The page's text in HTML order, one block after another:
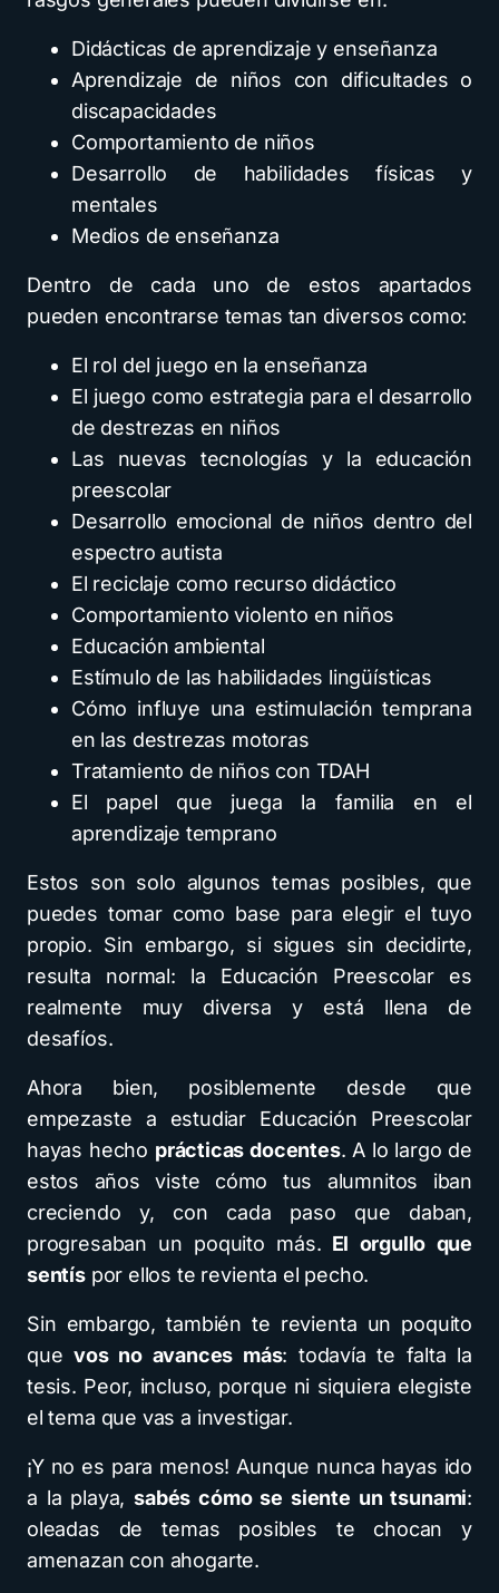
Didácticas de aprendizaje y enseñanza
Aprendizaje de niños con dificultades o
discapacidades
Comportamiento de niños
Desarrollo de habilidades físicas y
mentales
Medios de enseñanza
Dentro de cada uno de estos apartados
pueden encontrarse temas tan diversos como:
El rol del juego en la enseñanza
El juego como estrategia para el desarrollo
de destrezas en niños
Las nuevas tecnologías y la educación
preescolar
Desarrollo emocional de niños dentro del
espectro autista
El reciclaje como recurso didáctico
Comportamiento violento en niños
Educación ambiental
Estímulo de las habilidades lingüísticas
Cómo influye una estimulación temprana
en las destrezas motoras
Tratamiento de niños con TDAH
El papel que juega la familia en el
aprendizaje temprano
Estos son solo algunos temas posibles, que
puedes tomar como base para elegir el tuyo
propio. Sin embargo, si sigues sin decidirte,
resulta normal: la Educación Preescolar es
realmente muy diversa y está llena de
desafíos.
Ahora bien, posiblemente desde que
empezaste a estudiar Educación Preescolar
hayas hecho prácticas docentes. A lo largo de
estos años viste cómo tus alumnitos iban
creciendo y, con cada paso que daban,
progresaban un poquito más. El orgullo que
sentíspor ellos te revienta el pecho.
Sin embargo, también te revienta un poquito
quevos no avances más: todavía te falta la
tesis. Peor, incluso, porque ni siquiera elegiste
el tema que vas a investigar.
¡Y no es para menos! Aunque nunca hayas ido
a la playa,sabés cómo se siente un tsunami:
oleadas de temas posibles te chocan y
amenazan con ahogarte.